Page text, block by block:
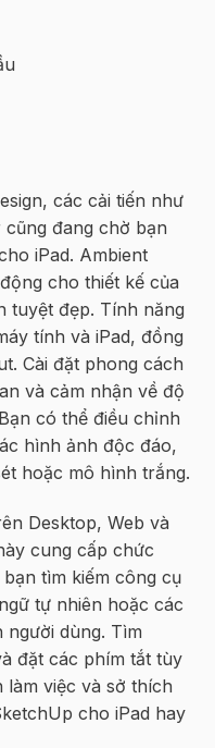
các cải tiến như
cũng đang chờ bạn
iPad. Ambient
cho thiết kế của
tuyệt đẹp. Tính năng
tính và iPad, đồng
Cài đặt phong cách
và cảm nhận về độ
có thể điều chỉnh
hình ảnh độc đáo,
hoặc mô hình trắng.
Desktop, Web và
cung cấp chức
tìm kiếm công cụ
tự nhiên hoặc các
người dùng. Tìm
đặt các phím tắt tùy
việc và sở thích
cho iPad hay